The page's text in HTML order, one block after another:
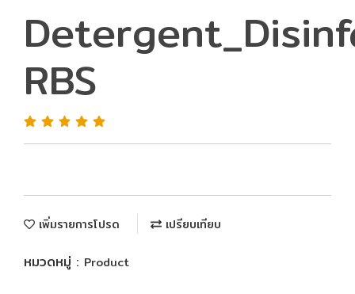
RBS
เพิ่มรายการโปรด เปรียบเทียบ
หมวดหมู่ : Product